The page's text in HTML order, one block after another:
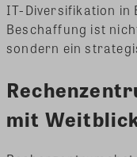
IT-Diversifikation in
Beschaffung ist
sondern ein
mit